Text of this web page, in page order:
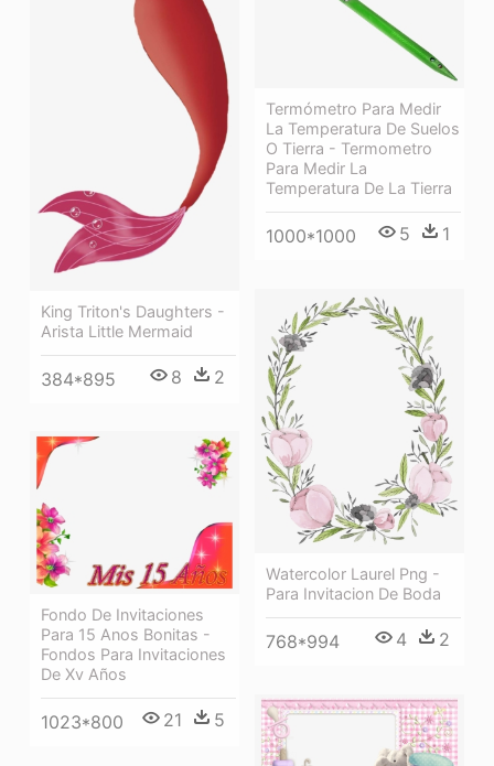
King Triton's Daughters -
Arista Little Mermaid
384*895 8 2
Termómetro Para Medir
La Temperatura De Suelos
O Tierra - Termometro
Para Medir La
Temperatura De La Tierra
1000*1000 5 1
Watercolor Laurel Png -
Para Invitacion De Boda
768*994 4 2
Fondo De Invitaciones
Para 15 Anos Bonitas -
Fondos Para Invitaciones
De Xv Años
1023*800 21 5